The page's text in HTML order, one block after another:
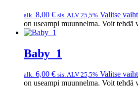
alk. 8,00 € sis. ALV 25,5% Valitse
on useampi muunnelma. Voit tehdä
Baby_1
alk. 6,00 € sis. ALV 25,5% Valitse
on useampi muunnelma. Voit tehdä